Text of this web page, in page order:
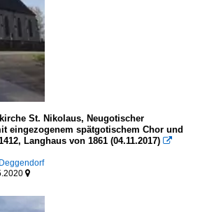
St. Nikolaus, Neugotischer
eingezogenem spätgotischem Chor und
Langhaus von 1861 (04.11.2017) 
